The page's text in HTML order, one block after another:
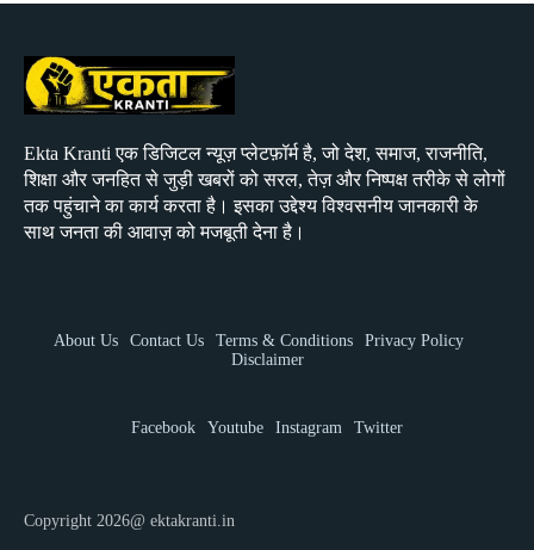
Ekta Kranti एक डिजिटल न्यूज़ प्लेटफ़ॉर्म है, जो देश, समाज, राजनीति,
शिक्षा और जनहित से जुड़ी खबरों को सरल, तेज़ और निष्पक्ष तरीके से लोगों
तक पहुंचाने का कार्य करता है। इसका उद्देश्य विश्वसनीय जानकारी के
साथ जनता की आवाज़ को मजबूती देना है।
About Us Contact Us Terms & Conditions
Privacy Policy
Disclaimer
Facebook Youtube Instagram Twitter
Copyright 2026@ ektakranti.in